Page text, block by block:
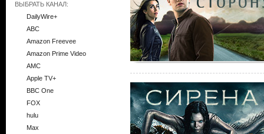
ВЫБРАТЬ КАНАЛ:
DailyWire+
ABC
Amazon Freevee
Amazon Prime Video
AMC
Apple TV+
BBC One
FOX
hulu
Max